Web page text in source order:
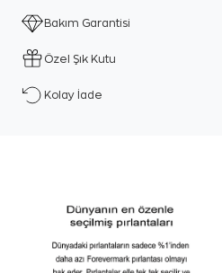
Bakım Garantisi
Özel Şık Kutu
Kolay İade